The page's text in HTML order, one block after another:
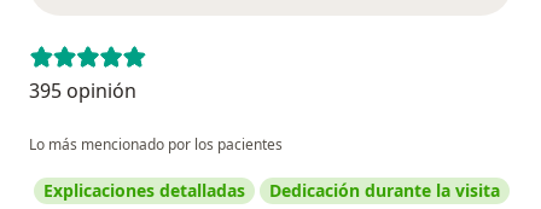
395 opinión
Lo más mencionado por los pacientes
Explicaciones detalladas
Dedicación durante la visita